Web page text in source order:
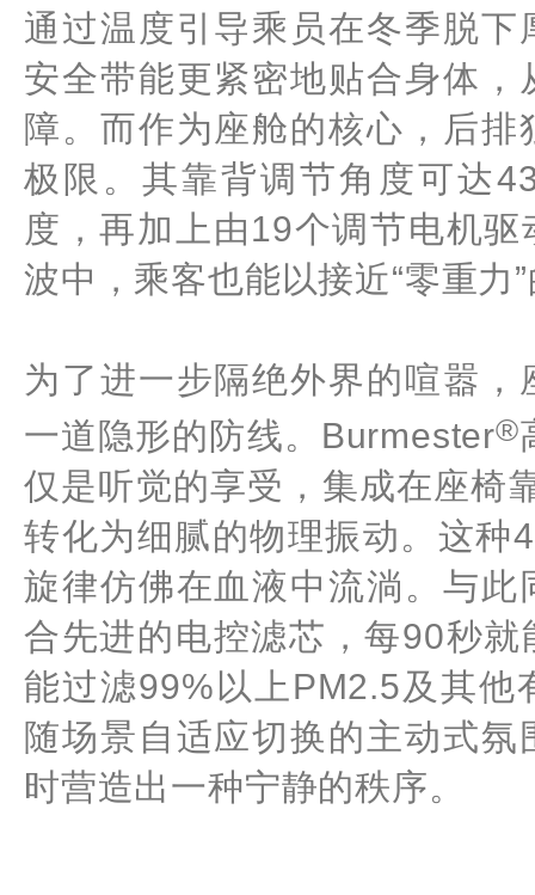
通过温度引导乘员在冬季脱
安全带能更紧密地贴合身体
障。而作为座舱的核心，后
极限。其靠背调节角度可达
度，再加上由19个调节电机
波中，乘客也能以接近“零重力
为了进一步隔绝外界的喧嚣
一道隐形的防线。Burmester®
仅是听觉的享受，集成在座椅
转化为细腻的物理振动。这种
旋律仿佛在血液中流淌。与
合先进的电控滤芯，每90秒
能过滤99%以上PM2.5及其
随场景自适应切换的主动式
时营造出一种宁静的秩序。